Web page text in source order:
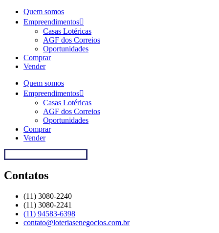
Quem somos
Empreendimentos
Casas Lotéricas
AGF dos Correios
Oportunidades
Comprar
Vender
Quem somos
Empreendimentos
Casas Lotéricas
AGF dos Correios
Oportunidades
Comprar
Vender
Contatos
(11) 3080-2240​
(11) 3080-2241​
(11) 94583-6398
contato@loteriasenegocios.com.br​